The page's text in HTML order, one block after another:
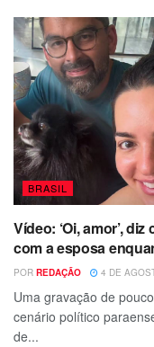
BRASIL
Vídeo: ‘Oi, amor’,
com a esposa
POR REDAÇÃO 4 DE
Uma gravação de
cenário político
de...